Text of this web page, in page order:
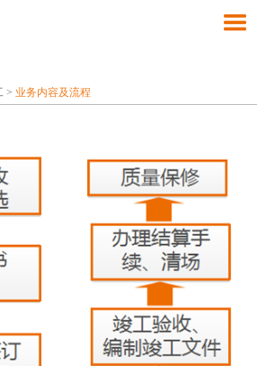
> 业务内容及流程